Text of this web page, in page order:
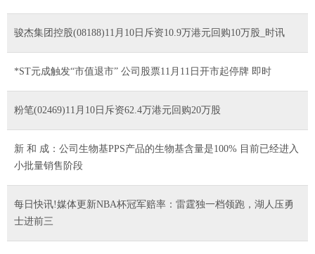
骏杰集团控股(08188)11月10日斥资10.9万港元回购10万股_时讯
*ST元成触发“市值退市” 公司股票11月11日开市起停牌 即时
粉笔(02469)11月10日斥资62.4万港元回购20万股
新 和 成：公司生物基PPS产品的生物基含量是100% 目前已经进入
小批量销售阶段
每日快讯!媒体更新NBA杯冠军赔率：雷霆独一档领跑，湖人压勇
士进前三